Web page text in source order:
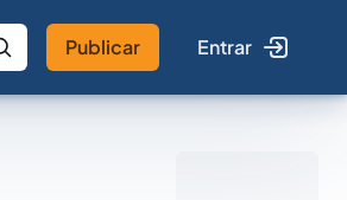
Publicar Entrar